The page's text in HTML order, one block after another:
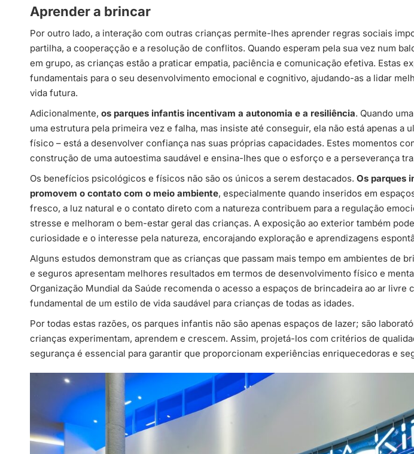
Aprender a brincar
Por outro lado, a interação com outras crianças permite-lhes aprender regras sociais
partilha, a cooperaçção e a resolução de conflitos. Quando esperam pela sua vez num
em grupo, as crianças estão a praticar empatia, paciência e comunicação efetiva. Estas
fundamentais para o seu desenvolvimento emocional e cognitivo, ajudando-as a lidar
vida futura.
Adicionalmente, os parques infantis incentivam a autonomia e a resiliência. Quando
uma estrutura pela primeira vez e falha, mas insiste até conseguir, ela não está apenas a
físico – está a desenvolver confiança nas suas próprias capacidades. Estes momentos
construção de uma autoestima saudável e ensina-lhes que o esforço e a perseverança
Os benefícios psicológicos e físicos não são os únicos a serem destacados. Os parques
promovem o contato com o meio ambiente, especialmente quando inseridos em
fresco, a luz natural e o contato direto com a natureza contribuem para a regulação
stresse e melhoram o bem-estar geral das crianças. A exposição ao exterior também
curiosidade e o interesse pela natureza, encorajando exploração e aprendizagens
Alguns estudos demonstram que as crianças que passam mais tempo em ambientes de
e seguros apresentam melhores resultados em termos de desenvolvimento físico e
Organização Mundial da Saúde recomenda o acesso a espaços de brincadeira ao ar livre
fundamental de um estilo de vida saudável para crianças de todas as idades.
Por todas estas razões, os parques infantis não são apenas espaços de lazer; são
crianças experimentam, aprendem e crescem. Assim, projetá-los com critérios de
segurança é essencial para garantir que proporcionam experiências enriquecedoras e